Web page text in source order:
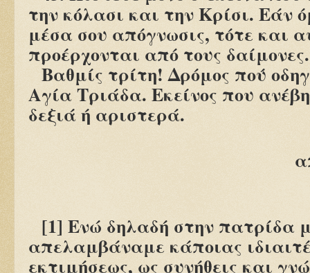
την κόλασι και την Κρίσι. Εάν
μέσα σου απόγνωσις, τότε και
προέρχονται από τους δαίμονες.
Βαθμίς τρίτη! Δρόμος πού
Αγία Τριάδα. Εκείνος που
δεξιά ή αριστερά.
[1] Ενώ δηλαδή στην πατρίδα
απελαμβάναμε κάποιας
εκτιμήσεως, ως συνήθεις και